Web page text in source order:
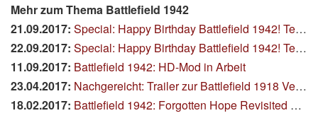
Mehr zum Thema Battlefield 1942
21.09.2017: Special: Happy Birthday Battlefield 1942! Teil 2
22.09.2017: Special: Happy Birthday Battlefield 1942! Teil 3
11.09.2017: Battlefield 1942: HD-Mod in Arbeit
23.04.2017: Nachgereicht: Trailer zur Battlefield 1918 Version 3.2
18.02.2017: Battlefield 1942: Forgotten Hope Revisited wieder in Entwicklung